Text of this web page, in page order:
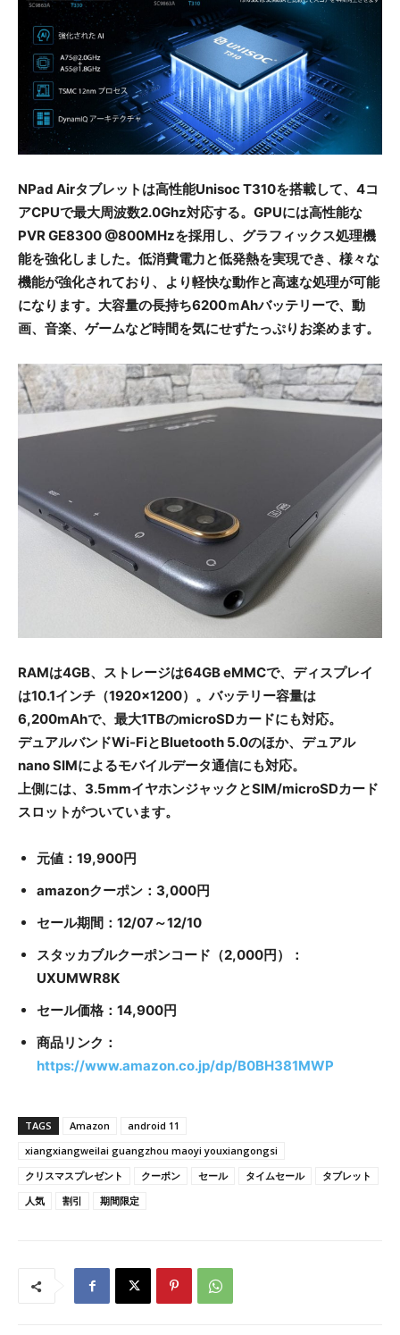
NPad Airタブレットは高性能Unisoc T310を搭載して、4コ
アCPUで最大周波数2.0Ghz対応する。GPUには高性能な
PVR GE8300 @800MHzを採用し、グラフィックス処理機
能を強化しました。低消費電力と低発熱を実現でき、様々な
機能が強化されており、より軽快な動作と高速な処理が可能
になります。大容量の長持ち6200ｍAhバッテリーで、動
画、音楽、ゲームなど時間を気にせずたっぷりお楽めます。
RAMは4GB、ストレージは64GB eMMCで、ディスプレイ
は10.1インチ（1920×1200）。バッテリー容量は
6,200mAhで、最大1TBのmicroSDカードにも対応。
デュアルバンドWi-FiとBluetooth 5.0のほか、デュアル
nano SIMによるモバイルデータ通信にも対応。
上側には、3.5mmイヤホンジャックとSIM/microSDカード
スロットがついています。
元値：19,900円
amazonクーポン：3,000円
セール期間：12/07～12/10
スタッカブルクーポンコード（2,000円）：
UXUMWR8K
セール価格：14,900円
商品リンク：
https://www.amazon.co.jp/dp/B0BH381MWP
TAGS Amazon
android 11
xiangxiangweilai guangzhou maoyi youxiangongsi
クリスマスプレゼント
クーポン セール タイムセール
タブレット
人気
割引 期間限定